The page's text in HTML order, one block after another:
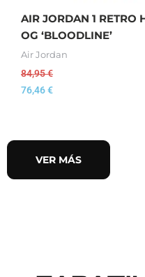
AIR JORDAN 1 RETRO
OG ‘BLOODLINE’
Air Jordan
84,95€
76,46€
VER MÁS